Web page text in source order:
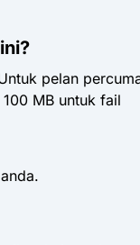
pelan
MB untuk fail